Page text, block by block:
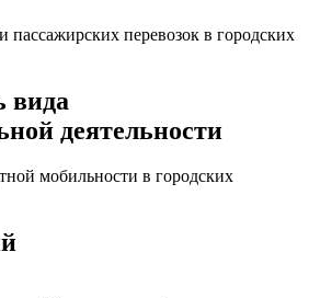
пассажирских перевозок в городских
вида
деятельности
мобильности в городских